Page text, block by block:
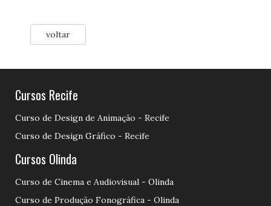
voltar
Cursos Recife
Curso de Design de Animação - Recife
Curso de Design Gráfico - Recife
Cursos Olinda
Curso de Cinema e Audiovisual - Olinda
Curso de Produção Fonográfica - Olinda